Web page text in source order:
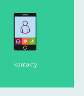
kontakty